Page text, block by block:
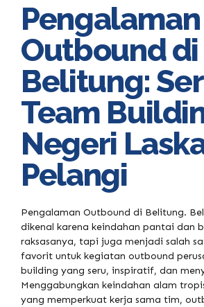
Pengalaman
Outbound di
Belitung:
Team
Negeri
Pelangi
Pengalaman Outbound di Belitung.
dikenal karena keindahan pantai dan
raksasanya, tapi juga menjadi salah
favorit untuk kegiatan outbound
building yang seru, inspiratif, dan
Menggabungkan keindahan alam
yang memperkuat kerja sama tim,